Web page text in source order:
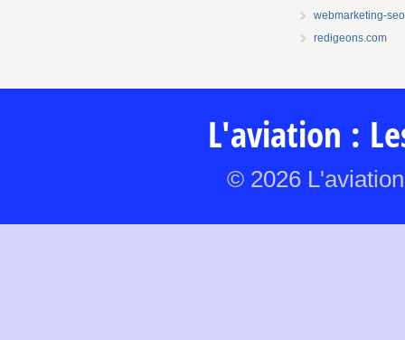
webmarketing-
redigeons.com
L'aviation :
© 2026